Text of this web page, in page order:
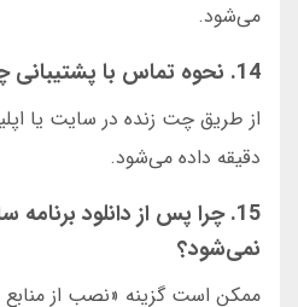
می‌شود.
14. نحوه تماس با پشتیبانی چگونه است؟
دقیقه داده می‌شود.
15. چرا پس از دانلود
نمی‌شود؟
ممکن است گزینه «نصب از